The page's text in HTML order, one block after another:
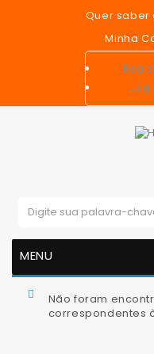
Quer saber
Minha
MENU
Não foram
correspondentes